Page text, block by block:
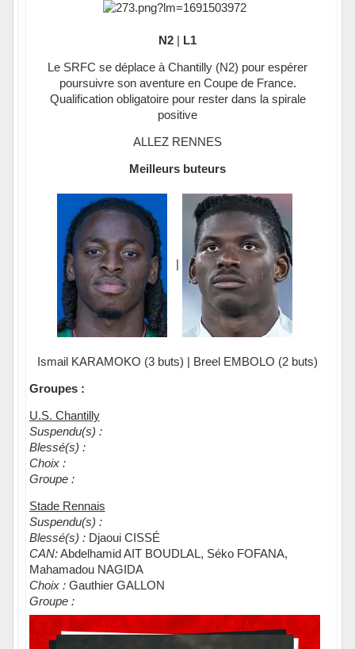
N2 | L1
Le SRFC se déplace à Chantilly (N2) pour espérer
poursuivre son aventure en Coupe de France.
Qualification obligatoire pour rester dans la spirale
positive
ALLEZ RENNES
Meilleurs buteurs
|
Ismail KARAMOKO (3 buts) | Breel EMBOLO (2 buts)
Groupes :
U.S. Chantilly
Suspendu(s) :
Blessé(s) :
Choix :
Groupe :
Stade Rennais
Suspendu(s) :
Blessé(s) :Djaoui CISSÉ
CAN:Abdelhamid AIT BOUDLAL, Séko FOFANA,
Mahamadou NAGIDA
Choix :Gauthier GALLON
Groupe :